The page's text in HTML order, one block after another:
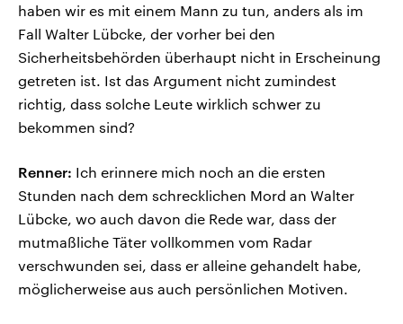
haben wir es mit einem Mann zu tun, anders als im
Fall Walter Lübcke, der vorher bei den
Sicherheitsbehörden überhaupt nicht in Erscheinung
getreten ist. Ist das Argument nicht zumindest
richtig, dass solche Leute wirklich schwer zu
bekommen sind?
Renner: Ich erinnere mich noch an die ersten
Stunden nach dem schrecklichen Mord an Walter
Lübcke, wo auch davon die Rede war, dass der
mutmaßliche Täter vollkommen vom Radar
verschwunden sei, dass er alleine gehandelt habe,
möglicherweise aus auch persönlichen Motiven.